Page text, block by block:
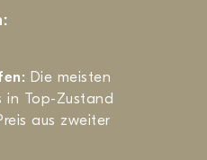
Die meisten
in Top-Zustand
aus zweiter